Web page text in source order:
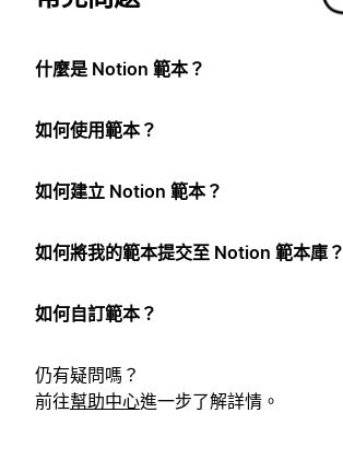
什麼是 Notion 範本？
如何使用範本？
如何建立 Notion 範本？
如何將我的範本提交至 Notion 範本庫？
如何自訂範本？
仍有疑問嗎？
前往幫助中心進一步了解詳情。